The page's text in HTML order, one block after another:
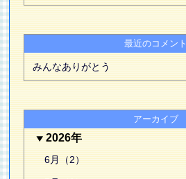
最近のコメント
みんなありがとう
アーカイブ
2026年
6月（2）